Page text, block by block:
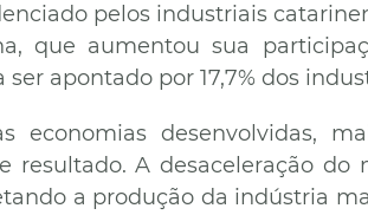
pelos industriais
que aumentou sua
apontado por 17,7% dos
economias desenvolvidas,
resultado. A desaceleração
a produção da indústria